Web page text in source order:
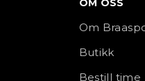
OM OSS
Om
Butikk
Bestill time